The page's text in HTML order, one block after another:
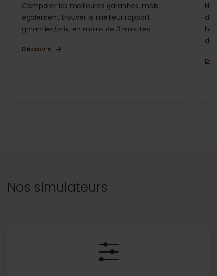
Comparer les meilleures garanties, mais
également trouver le meilleur rapport
garanties/prix, en moins de 3 minutes.
Découvrir
de
de
Nos simulateurs